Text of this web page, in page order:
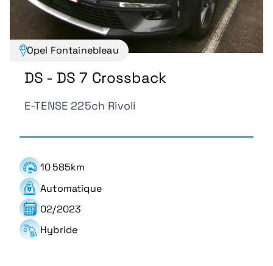
Opel Fontainebleau
DS - DS 7 Crossback
E-TENSE 225ch Rivoli
10 585km
Automatique
02/2023
Hybride